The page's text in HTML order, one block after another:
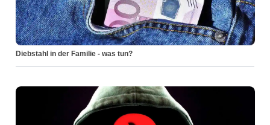
Diebstahl in der Familie - was tun?